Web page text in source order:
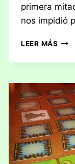
primera
nos impidió
LEER MÁS
DEL
(03/
–
09/